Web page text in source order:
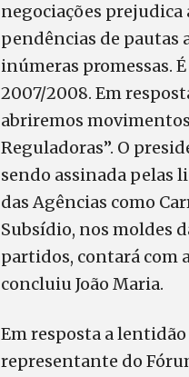
negociações prejudica
pendências de pautas
inúmeras promessas.
2007/2008. Em
abriremos
Reguladoras”. O
sendo assinada pelas
das Agências como
Subsídio, nos moldes
partidos, contará com
concluiu João Maria.
Em resposta a
representante do